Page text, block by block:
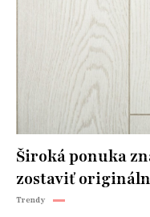
Široká ponuka
zostaviť
Trendy